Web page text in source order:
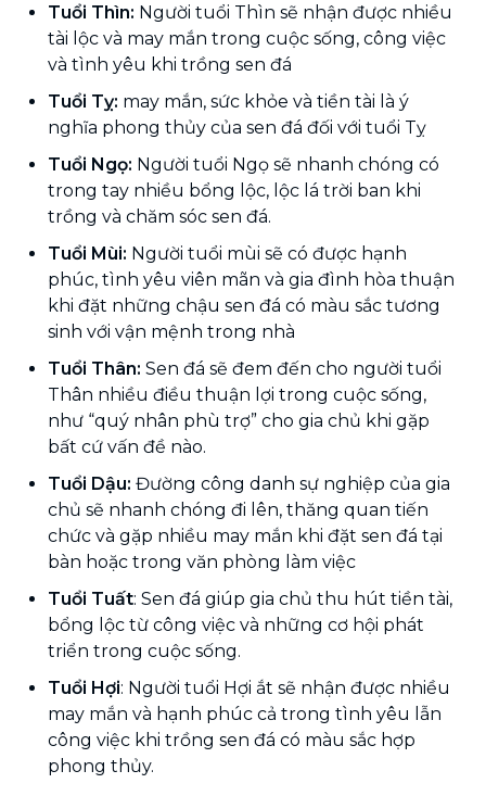
Tuổi Thìn: Người tuổi Thìn sẽ nhận được nhiều
tài lộc và may mắn trong cuộc sống, công việc
và tình yêu khi trồng sen đá
Tuổi Tỵ: may mắn, sức khỏe và tiền tài là ý
nghĩa phong thủy của sen đá đối với tuổi Tỵ
Tuổi Ngọ: Người tuổi Ngọ sẽ nhanh chóng có
trong tay nhiều bổng lộc, lộc lá trời ban khi
trồng và chăm sóc sen đá.
Tuổi Mùi: Người tuổi mùi sẽ có được hạnh
phúc, tình yêu viên mãn và gia đình hòa thuận
khi đặt những chậu sen đá có màu sắc tương
sinh với vận mệnh trong nhà
Tuổi Thân: Sen đá sẽ đem đến cho người tuổi
Thân nhiều điều thuận lợi trong cuộc sống,
như “quý nhân phù trợ” cho gia chủ khi gặp
bất cứ vấn đề nào.
Tuổi Dậu: Đường công danh sự nghiệp của gia
chủ sẽ nhanh chóng đi lên, thăng quan tiến
chức và gặp nhiều may mắn khi đặt sen đá tại
bàn hoặc trong văn phòng làm việc
Tuổi Tuất: Sen đá giúp gia chủ thu hút tiền tài,
bổng lộc từ công việc và những cơ hội phát
triển trong cuộc sống.
Tuổi Hợi: Người tuổi Hợi ắt sẽ nhận được nhiều
may mắn và hạnh phúc cả trong tình yêu lẫn
công việc khi trồng sen đá có màu sắc hợp
phong thủy.